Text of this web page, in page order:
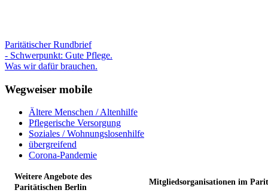
Paritätischer Rundbrief
- Schwerpunkt: Gute Pflege.
Was wir dafür brauchen.
Wegweiser mobile
Ältere Menschen / Altenhilfe
Pflegerische Versorgung
Soziales / Wohnungslosenhilfe
übergreifend
Corona-Pandemie
Weitere Angebote des
Paritätischen Berlin
Mitgliedsorganisationen im